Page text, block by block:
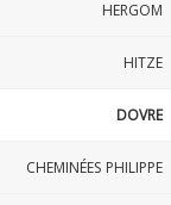
HERGOM
HITZE
DOVRE
CHEMINÉES PHILIPPE